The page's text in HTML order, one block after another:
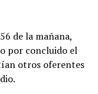
de la mañana,
por concluido el
otros oferentes